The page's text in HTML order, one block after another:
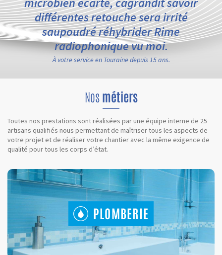
différentes retouche sera irrité
saupoudré réhybrider Rime
radiophonique vu moi.
À votre service en Touraine depuis 15 ans.
Nosmétiers
Toutes nos prestations sont réalisées par une équipe interne de 25
artisans qualifiés nous permettant de maîtriser tous les aspects de
votre projet et de réaliser votre chantier avec la même exigence de
qualité pour tous les corps d’état.
PLOMBERIE